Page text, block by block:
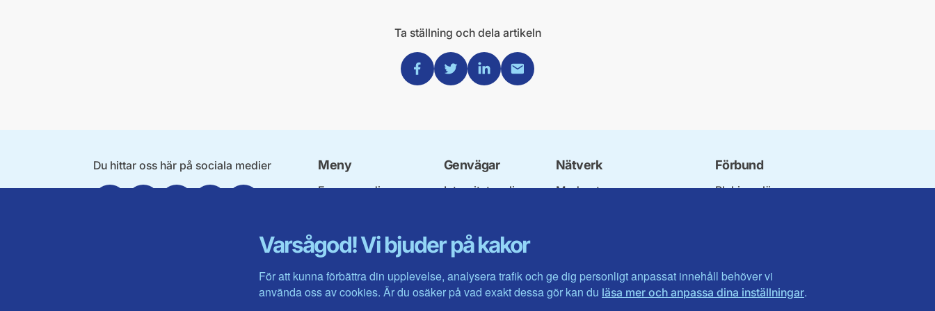
Varsågod! Vi bjuder på kakor
För att kunna förbättra din upplevelse, analysera trafik och ge dig personligt anpassat innehåll behöver vi
använda oss av cookies. Är du osäker på vad exakt dessa gör kan du läsa mer och anpassa dina inställningar.
Ta ställning och dela artikeln
Dela via Facebook
Dela via Twitter
Dela via Linkedin
Dela via Mail
Du hittar oss här på sociala medier
Facebook
X InstagramLinkedinYoutube
Meny
Engagera dig
Våra politiker
Vallöften 2026
Visa fler ...
Genvägar
Integritetspolicy
Intranätet
Nätverk
Moderata
Jarl Hjalmarson
Stiftelsen
Företagarrådet
Förbund
Blekinge län
Visa fler ...